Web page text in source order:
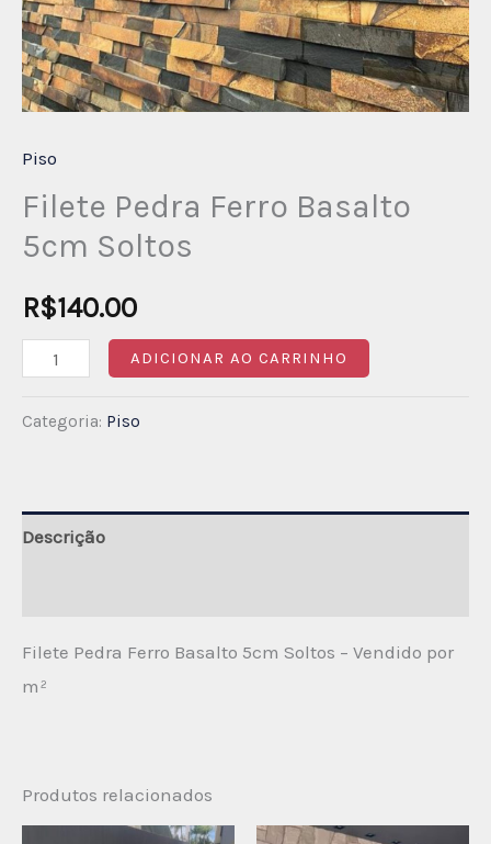
Piso
Filete Pedra Ferro Basalto
5cm Soltos
R$140.00
ADICIONAR AO CARRINHO
Categoria: Piso
Descrição
Filete Pedra Ferro Basalto 5cm Soltos – Vendido por
m²
Produtos relacionados